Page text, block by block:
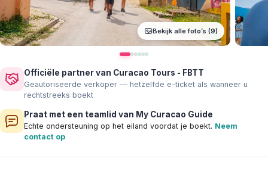
Bekijk alle foto’s (9)
Officiële partner van Curacao Tours - FBTT
Geautoriseerde verkoper — hetzelfde e-ticket als wanneer u
rechtstreeks boekt
Praat met een teamlid van My Curacao Guide
Echte ondersteuning op het eiland voordat je boekt. Neem
contact op